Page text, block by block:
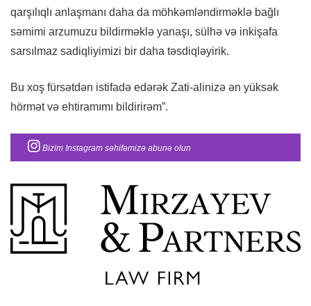
qarşılıqlı anlaşmanı daha da möhkəmləndirməklə bağlı
səmimi arzumuzu bildirməklə yanaşı, sülhə və inkişafa
sarsılmaz sadiqliyimizi bir daha təsdiqləyirik.
Bu xoş fürsətdən istifadə edərək Zati-alinizə ən yüksək
hörmət və ehtiramımı bildirirəm”.
Bizim Instagram səhifəmizə abunə olun